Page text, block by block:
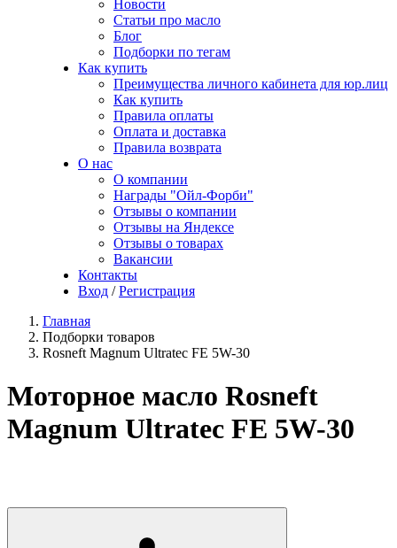
Новости
Статьи про масло
Блог
Подборки по тегам
Как купить
Преимущества личного кабинета для юр.лиц
Как купить
Правила оплаты
Оплата и доставка
Правила возврата
О нас
О компании
Награды "Ойл-Форби"
Отзывы о компании
Отзывы на Яндексе
Отзывы о товарах
Вакансии
Контакты
Вход / Регистрация
Главная
Подборки товаров
Rosneft Magnum Ultratec FE 5W-30
Моторное масло Rosneft
Magnum Ultratec FE 5W-30